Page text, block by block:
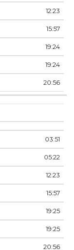
12:23
15:57
19:24
19:24
20:56
03:51
05:22
12:23
15:57
19:25
19:25
20:56